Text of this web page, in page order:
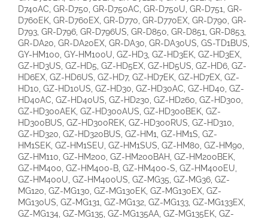
D740AC, GR-D750, GR-D750AC, GR-D750U, GR-D751, GR-
D760EK, GR-D760EX, GR-D770, GR-D770EX, GR-D790, GR-
D793, GR-D796, GR-D796US, GR-D850, GR-D851, GR-D853,
GR-DA20, GR-DA20EX, GR-DA30, GR-DA30US, GS-TD1BUS,
GY-HM100, GY-HM100U, GZ-HD3, GZ-HD3EK, GZ-HD3EX,
GZ-HD3US, GZ-HD5, GZ-HD5EX, GZ-HD5US, GZ-HD6, GZ-
HD6EX, GZ-HD6US, GZ-HD7, GZ-HD7EK, GZ-HD7EX, GZ-
HD10, GZ-HD10US, GZ-HD30, GZ-HD30AC, GZ-HD40, GZ-
HD40AC, GZ-HD40US, GZ-HD230, GZ-HD260, GZ-HD300,
GZ-HD300AEK, GZ-HD300AUS, GZ-HD300BEK, GZ-
HD300BUS, GZ-HD300REK, GZ-HD300RUS, GZ-HD310,
GZ-HD320, GZ-HD320BUS, GZ-HM1, GZ-HM1S, GZ-
HM1SEK, GZ-HM1SEU, GZ-HM1SUS, GZ-HM80, GZ-HM90,
GZ-HM110, GZ-HM200, GZ-HM200BAH, GZ-HM200BEK,
GZ-HM400, GZ-HM400-B, GZ-HM400-S, GZ-HM400EU,
GZ-HM400U, GZ-HM400US, GZ-MG35, GZ-MG36, GZ-
MG120, GZ-MG130, GZ-MG130EK, GZ-MG130EX, GZ-
MG130US, GZ-MG131, GZ-MG132, GZ-MG133, GZ-MG133EX,
GZ-MG134, GZ-MG135, GZ-MG135AA, GZ-MG135EK, GZ-